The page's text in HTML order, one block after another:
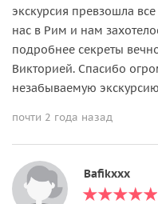
экскурсия превзошла
нас в Рим и нам
подробнее секреты
Викторией. Спасибо
незабываемую
почти 2 года назад
Bafikxxx